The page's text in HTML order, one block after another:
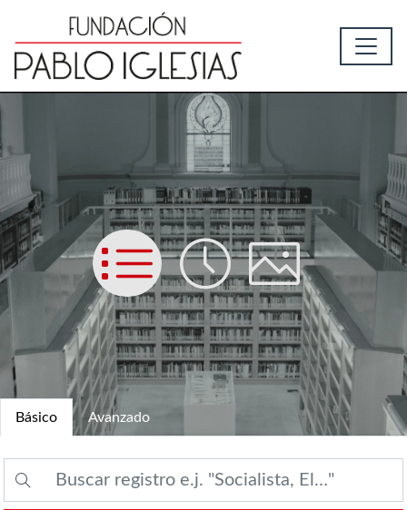
List Time Picture
Básico Avanzado